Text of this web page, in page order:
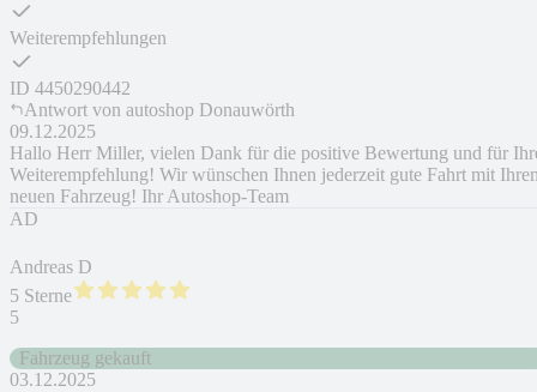
Weiterempfehlungen
ID 4450290442
Antwort von autoshop Donauwörth
09.12.2025
Hallo Herr Miller, vielen Dank für die positive Bewertung und für
Weiterempfehlung! Wir wünschen Ihnen jederzeit gute Fahrt mit
neuen Fahrzeug! Ihr Autoshop-Team
AD
Andreas D
5 Sterne
5
Fahrzeug gekauft
03.12.2025